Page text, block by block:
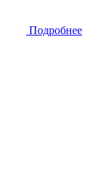
Подробнее